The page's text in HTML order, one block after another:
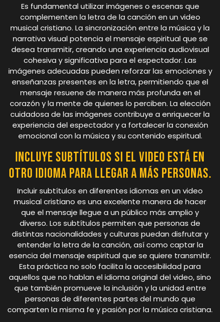
Es fundamental utilizar imágenes o escenas que
complementen la letra de la canción en un video
musical cristiano. La sincronización entre la música y la
narrativa visual potencia el mensaje espiritual que se
desea transmitir, creando una experiencia audiovisual
cohesiva y significativa para el espectador. Las
imágenes adecuadas pueden reforzar las emociones y
enseñanzas presentes en la letra, permitiendo que el
mensaje resuene de manera más profunda en el
corazón y la mente de quienes lo perciben. La elección
cuidadosa de las imágenes contribuye a enriquecer la
experiencia del espectador y a fortalecer la conexión
emocional con la música y su contenido espiritual.
Incluye subtítulos si el video está en
otro idioma para llegar a más personas.
Incluir subtítulos en diferentes idiomas en un video
musical cristiano es una excelente manera de hacer
que el mensaje llegue a un público más amplio y
diverso. Los subtítulos permiten que personas de
distintas nacionalidades y culturas puedan disfrutar y
entender la letra de la canción, así como captar la
esencia del mensaje espiritual que se quiere transmitir.
Esta práctica no solo facilita la accesibilidad para
aquellos que no hablan el idioma original del video, sino
que también promueve la inclusión y la unidad entre
personas de diferentes partes del mundo que
comparten la misma fe y pasión por la música cristiana.